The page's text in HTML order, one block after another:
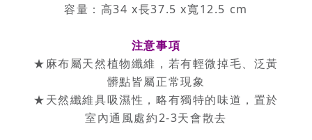
容量：高34 x長37.5 x寬12.5 cm
注意事項
★麻布屬天然植物纖維，若有輕微掉毛、泛黃
髒點皆屬正常現象
★天然纖維具吸濕性，略有獨特的味道，置於
室內通風處約2-3天會散去